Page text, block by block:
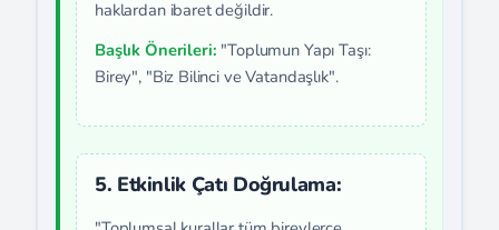
haklardan ibaret değildir.
Başlık Önerileri: "Toplumun Yapı Taşı:
Birey", "Biz Bilinci ve Vatandaşlık".
5. Etkinlik Çatı Doğrulama: